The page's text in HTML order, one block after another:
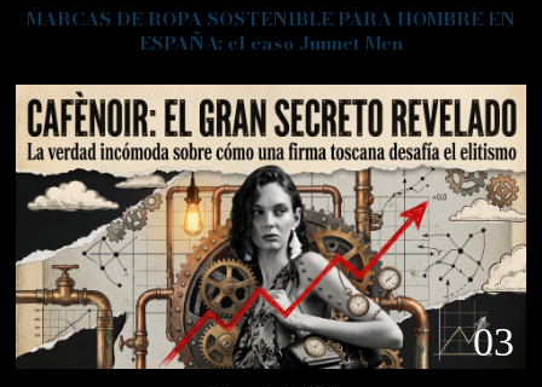
MARCAS DE ROPA SOSTENIBLE PARA HOMBRE EN
ESPAÑA: el caso Junnet Men
03